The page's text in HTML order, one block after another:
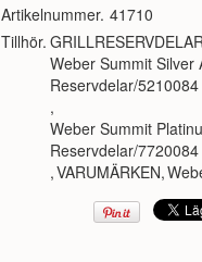
Artikelnummer. 41710
Tillhör. GRILLRESERVDELAR
Weber Summit Silver
Reservdelar/5210084
,
Weber Summit
Reservdelar/7720084
,VARUMÄRKEN,